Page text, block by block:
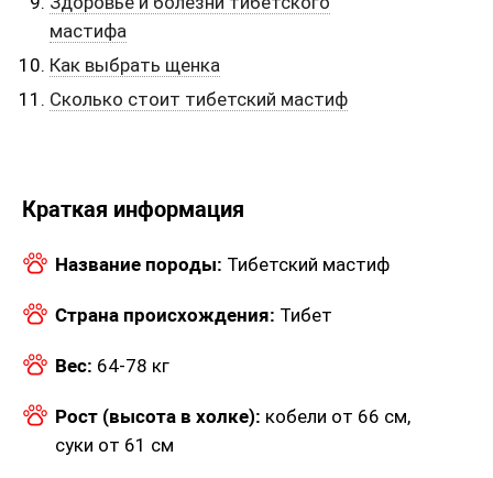
мастифа
Как выбрать щенка
Сколько стоит тибетский мастиф
Краткая информация
Название породы: Тибетский мастиф
Страна происхождения: Тибет
Вес: 64-78 кг
Рост (высота в холке): кобели от 66 см,
суки от 61 см